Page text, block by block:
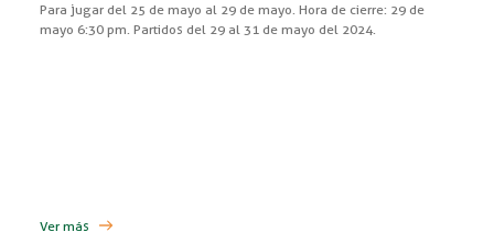
Para jugar del 25 de mayo al 29 de mayo. Hora de cierre: 29 de
mayo 6:30 pm. Partidos del 29 al 31 de mayo del 2024.
Ver más